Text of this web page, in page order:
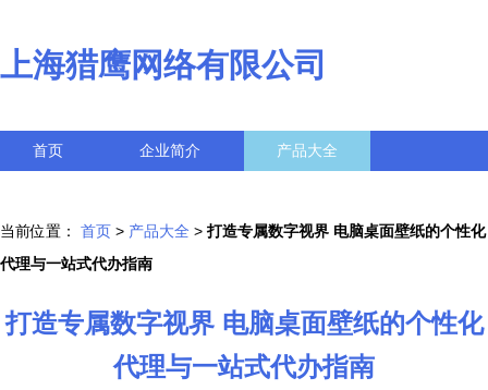
上海猎鹰网络有限公司
首页 企业简介 产品大全
当前位置： 首页 > 产品大全 > 打造专属数字视界 电脑桌面壁纸的个性化
代理与一站式代办指南
打造专属数字视界 电脑桌面壁纸的个性化
代理与一站式代办指南